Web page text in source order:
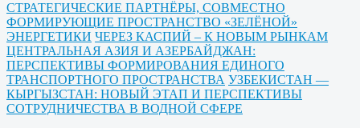
СТРАТЕГИЧЕСКИЕ ПАРТНЁРЫ, СОВМЕСТНО
ФОРМИРУЮЩИЕ ПРОСТРАНСТВО «ЗЕЛЁНОЙ»
ЭНЕРГЕТИКИ ЧЕРЕЗ КАСПИЙ – К НОВЫМ РЫНКАМ
ЦЕНТРАЛЬНАЯ АЗИЯ И АЗЕРБАЙДЖАН:
ПЕРСПЕКТИВЫ ФОРМИРОВАНИЯ ЕДИНОГО
ТРАНСПОРТНОГО ПРОСТРАНСТВА УЗБЕКИСТАН —
КЫРГЫЗСТАН: НОВЫЙ ЭТАП И ПЕРСПЕКТИВЫ
СОТРУДНИЧЕСТВА В ВОДНОЙ СФЕРЕ